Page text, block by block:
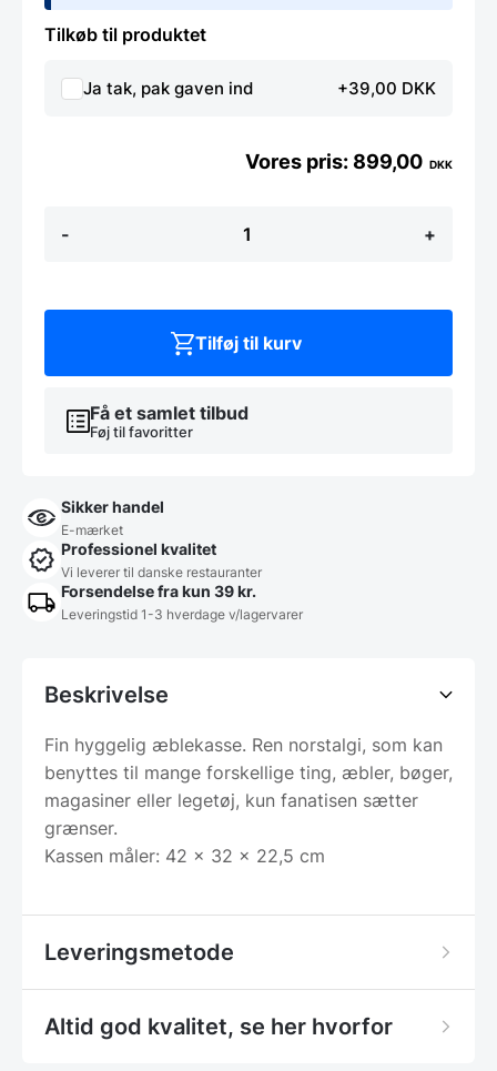
Tilkøb til produktet
Ja tak, pak gaven ind +39,00 DKK
- +
899,00 DKK
Få et samlet tilbud
Føj til favoritter
Tilføj til kurv
Sikker handel
E-mærket
Professionel kvalitet
Vi leverer til danske restauranter
Forsendelse fra kun 39 kr.
Leveringstid 1-3 hverdage v/lagervarer
Beskrivelse
Fin hyggelig æblekasse. Ren norstalgi, som kan
benyttes til mange forskellige ting, æbler, bøger,
magasiner eller legetøj, kun fanatisen sætter
grænser.
Kassen måler: 42 x 32 x 22,5 cm
Leveringsmetode
Altid god kvalitet, se her hvorfor